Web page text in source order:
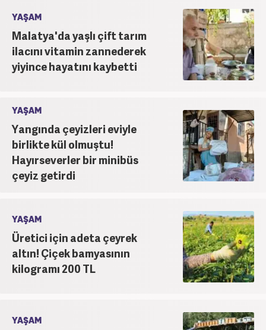
YAŞAM
Malatya'da yaşlı çift tarım
ilacını vitamin zannederek
yiyince hayatını kaybetti
YAŞAM
Yangında çeyizleri eviyle
birlikte kül olmuştu!
Hayırseverler bir minibüs
çeyiz getirdi
YAŞAM
Üretici için adeta çeyrek
altın! Çiçek bamyasının
kilogramı 200 TL
YAŞAM